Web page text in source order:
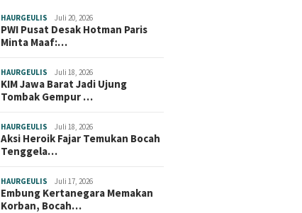
HAURGEULIS Juli 20, 2026
PWI Pusat Desak Hotman Paris
Minta Maaf:…
HAURGEULIS Juli 18, 2026
KIM Jawa Barat Jadi Ujung
Tombak Gempur …
HAURGEULIS Juli 18, 2026
Aksi Heroik Fajar Temukan Bocah
Tenggela…
HAURGEULIS Juli 17, 2026
Embung Kertanegara Memakan
Korban, Bocah…